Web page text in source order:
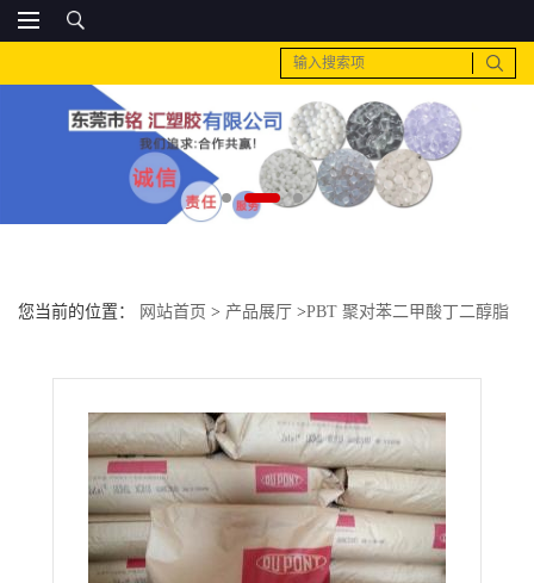
您当前的位置： 网站首页 > 产品展厅 >PBT 聚对苯二甲酸丁二醇脂